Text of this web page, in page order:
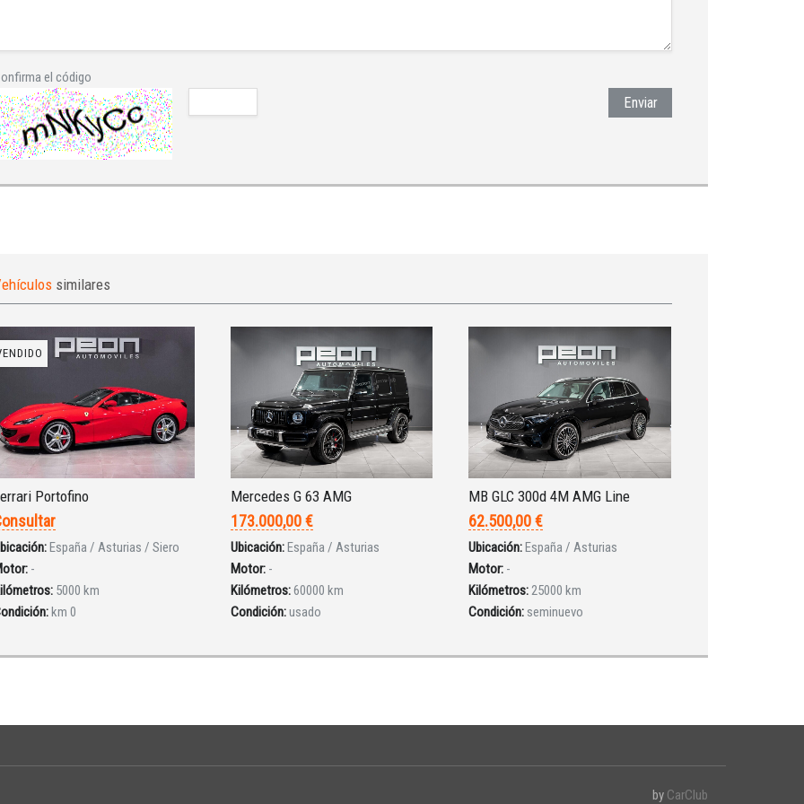
el código
Enviar
similares
Portofino
España / Asturias / Siero
-
5000 km
km 0
Mercedes G 63 AMG
173.000,00 €
Ubicación:España / Asturias
Motor: -
Kilómetros:60000 km
Condición:usado
MB GLC 300d 4M AMG Line
62.500,00 €
Ubicación:España / Asturias
Motor: -
Kilómetros:25000 km
Condición: seminuevo
by CarClub